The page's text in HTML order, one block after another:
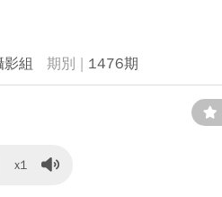
影組 1476期
x1